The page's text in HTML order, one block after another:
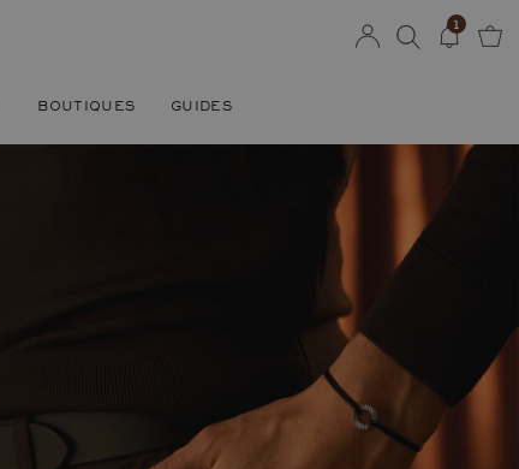
BOUTIQUES GUIDES
1